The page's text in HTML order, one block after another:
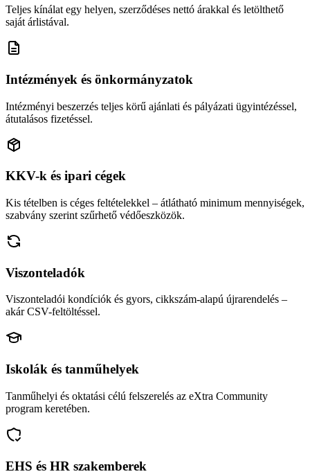
Teljes kínálat egy helyen, szerződéses nettó árakkal és letölthető
saját árlistával.
Intézmények és önkormányzatok
Intézményi beszerzés teljes körű ajánlati és pályázati ügyintézéssel,
átutalásos fizetéssel.
KKV-k és ipari cégek
Kis tételben is céges feltételekkel – átlátható minimum mennyiségek,
szabvány szerint szűrhető védőeszközök.
Viszonteladók
Viszonteladói kondíciók és gyors, cikkszám-alapú újrarendelés –
akár CSV-feltöltéssel.
Iskolák és tanműhelyek
Tanműhelyi és oktatási célú felszerelés az eXtra Community
program keretében.
EHS és HR szakemberek